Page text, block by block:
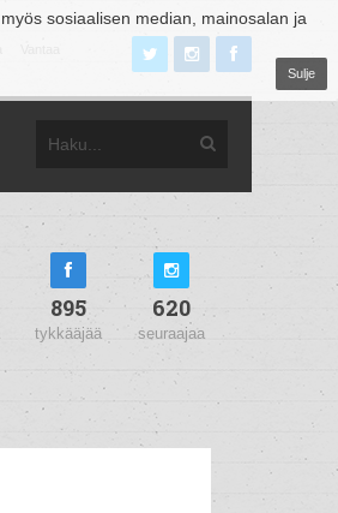
sosiaalisen median, mainosalan ja
Sulje
895
tykkääjää
620
seuraajaa